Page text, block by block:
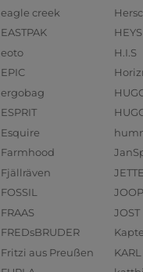
eagle creek
EASTPAK
eoto
EPIC
ergobag
ESPRIT
Esquire
Farmhood
Fjällräven
FOSSIL
FRAAS
FREDsBRUDER
Fritzi aus Preußen
HEYS
H.I.S
JETTE
JOST